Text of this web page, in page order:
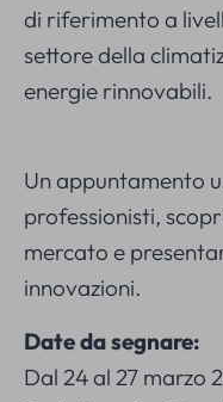
di riferimento a
settore della
energie rinnovabili.
Un appuntamento
professionisti,
mercato e
innovazioni.
Date da segnare:
Dal 24 al 27 marzo